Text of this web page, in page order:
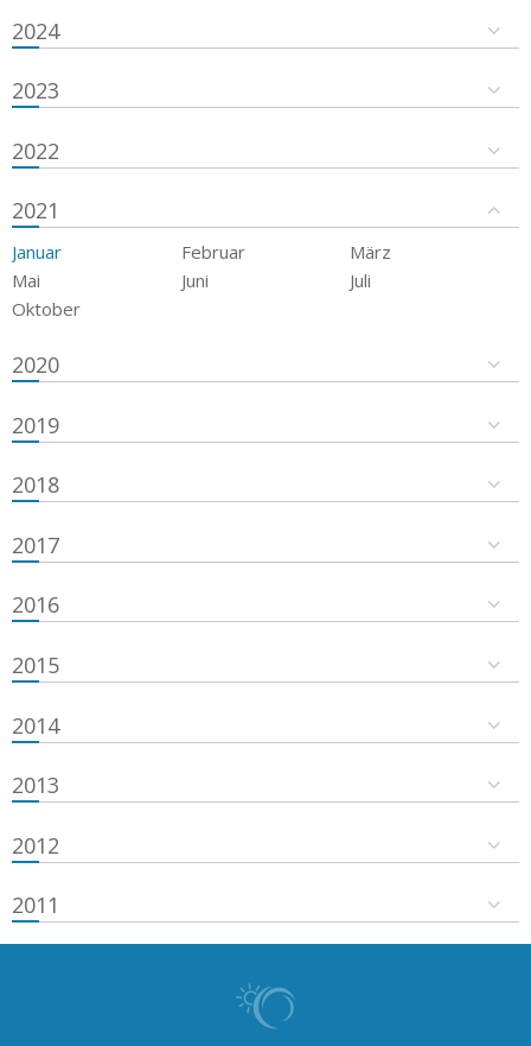
2024
2023
2022
2021
Januar Februar
März
Mai
Juni
Juli
Oktober
2020
2019
2018
2017
2016
2015
2014
2013
2012
2011